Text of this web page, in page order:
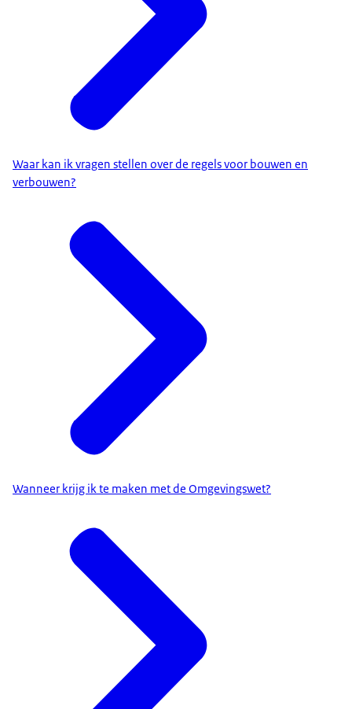
Waar kan ik vragen stellen over de regels voor bouwen en
verbouwen?
Wanneer krijg ik te maken met de Omgevingswet?